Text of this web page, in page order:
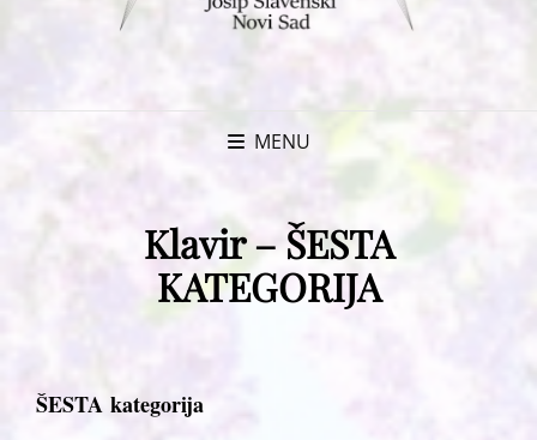
MENU
Klavir – ŠESTA
KATEGORIJA
ŠESTA kategorija